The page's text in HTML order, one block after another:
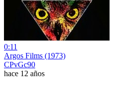
0:11
Argos Films (1973)
CPvGc90
hace 12 años